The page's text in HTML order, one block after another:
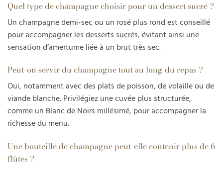
Quel type de champagne choisir pour un dessert sucré ?
Un champagne demi-sec ou un rosé plus rond est conseillé
pour accompagner les desserts sucrés, évitant ainsi une
sensation d’amertume liée à un brut très sec.
Peut-on servir du champagne tout au long du repas ?
Oui, notamment avec des plats de poisson, de volaille ou de
viande blanche. Privilégiez une cuvée plus structurée,
comme un Blanc de Noirs millésimé, pour accompagner la
richesse du menu.
Une bouteille de champagne peut-elle contenir plus de 6
flûtes ?